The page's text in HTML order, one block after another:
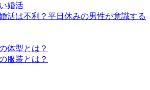
婚活
活は不利？平日休みの男性が意識する
体型とは？
服装とは？